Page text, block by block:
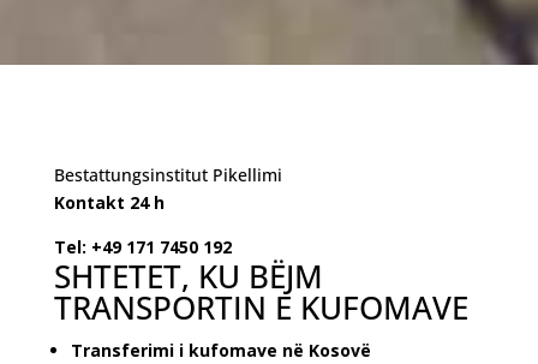
Bestattungsinstitut Pikellimi
Kontakt 24 h
Tel: +49 171 7450 192
SHTETET, KU BËJM
TRANSPORTIN E KUFOMAVE
Transferimi i kufomave në Kosovë